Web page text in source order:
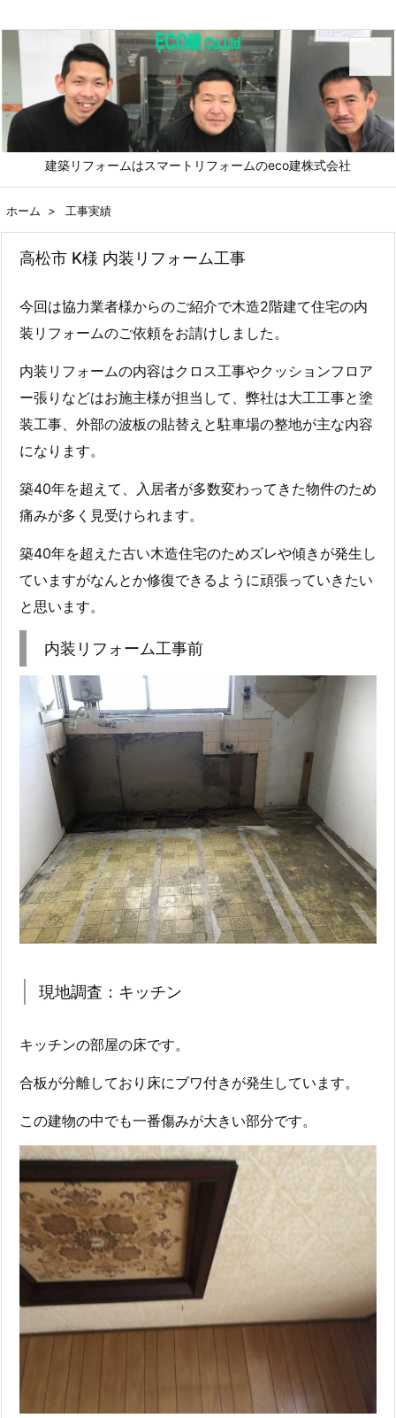
建築リフォームはスマートリフォームのeco建株式会社
メニュ
ホーム > 工事実績
高松市 K様 内装リフォーム工事
今回は協力業者様からのご紹介で木造2階建て住宅の内
装リフォームのご依頼をお請けしました。
内装リフォームの内容はクロス工事やクッションフロア
ー張りなどはお施主様が担当して、弊社は大工工事と塗
装工事、外部の波板の貼替えと駐車場の整地が主な内容
になります。
築40年を超えて、入居者が多数変わってきた物件のため
痛みが多く見受けられます。
築40年を超えた古い木造住宅のためズレや傾きが発生し
ていますがなんとか修復できるように頑張っていきたい
と思います。
内装リフォーム工事前
現地調査：キッチン
キッチンの部屋の床です。
合板が分離しており床にブワ付きが発生しています。
この建物の中でも一番傷みが大きい部分です。